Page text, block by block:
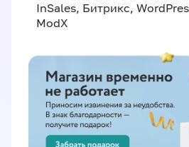
InSales, Битрикс,
ModX